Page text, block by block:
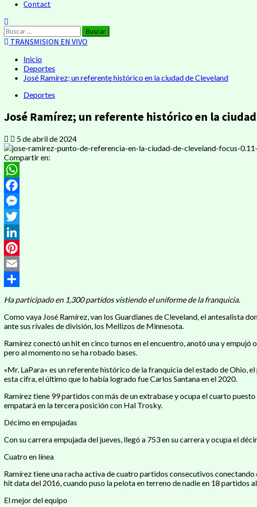
Contact
TRANSMISION EN VIVO
Inicio
Deportes
José Ramírez; un referente histórico en la ciudad de Cleveland
Deportes
José Ramírez; un referente histórico en la
5 de abril de 2024
Compartir en:
WhatsApp
Facebook
Messenger
Twitter
LinkedIn
Pinterest
Email
Compartir
Ha participado en 1,300 partidos vistiendo el uniforme de la franquicia.
Como vaya José Ramírez, van los Guardianes de Cleveland, el antesalista
ante sus rivales de división, los Mellizos de Minnesota.
Ramírez conectó un hit en cinco turnos en el encuentro, anotó una y
pero al momento no se ha robado bases.
«Mr. LaPara» es un referente histórico de la franquicia del estado de Ohio,
esta cifra, el último que lo había logrado fue Carlos Santana en el 2020.
Ramírez tiene 99 partidos con más de un extrabase y ocupa el cuarto
empatará en la tercera posición con Hal Trosky.
Décimo en empujadas
Con su carrera empujada del jueves, llegó a 753 en su carrera y ocupa el
Cuatro en línea
Ramírez tiene una racha activa de cuatro partidos consecutivos
hit data del 2016, cuando puso la pelota en terreno de nadie en 18 partidos
El mejor del equipo